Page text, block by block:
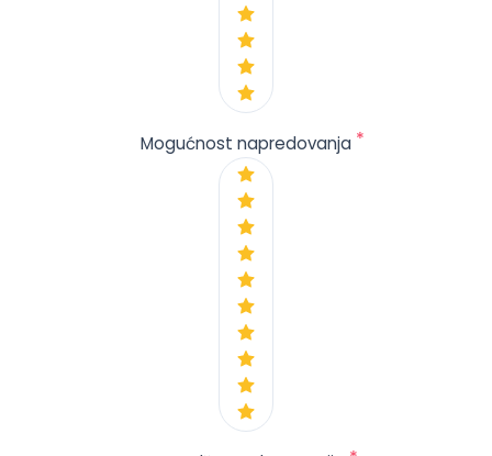
Mogućnost napredovanja *